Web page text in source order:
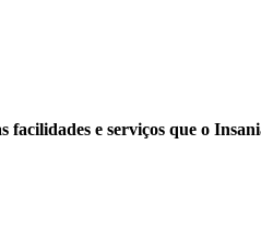
e serviços que o